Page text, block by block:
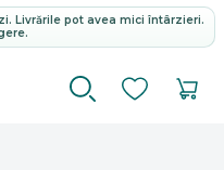
Livrările pot avea mici întârzieri.